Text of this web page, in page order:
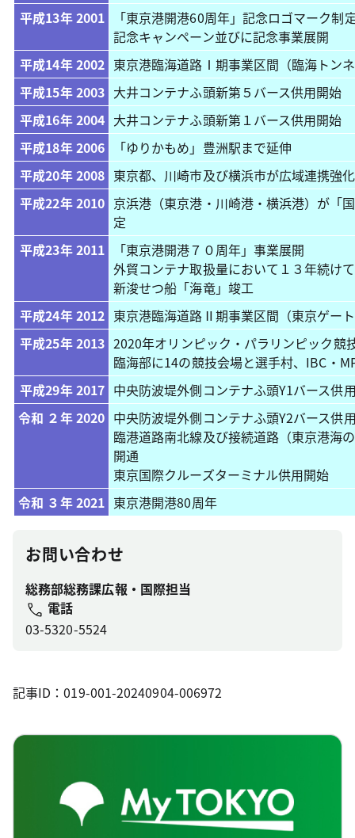
平成13年 2001
「東京港開港60周年」記念ロゴマーク制
記念キャンペーン並びに記念事業展開
平成14年 2002 東京港臨海道路 Ⅰ 期事業区間（臨海トン
平成15年 2003 大井コンテナふ頭新第５バース供用開始
平成16年 2004 大井コンテナふ頭新第１バース供用開始
平成18年 2006
「ゆりかもめ」豊洲駅まで延伸
平成20年 2008 東京都、川崎市及び横浜市が広域連携強
平成22年 2010 京浜港（東京港・川崎港・横浜港）が「
定
平成23年 2011
「東京港開港７０周年」事業展開
外貿コンテナ取扱量において１３年続け
新浚せつ船「海竜」竣工
平成24年 2012 東京港臨海道路 Ⅱ期事業区間（東京ゲー
平成25年 2013 2020年オリンピック・パラリンピック競
臨海部に14の競技会場と選手村、IBC・
平成29年 2017 中央防波堤外側コンテナふ頭Y1バース供
令和 ２年 2020 中央防波堤外側コンテナふ頭Y2バース供
臨港道路南北線及び接続道路（東京港海
開通
東京国際クルーズターミナル供用開始
令和 ３年 2021 東京港開港80周年
お問い合わせ
総務部総務課広報・国際担当
電話
03-5320-5524
記事ID：019-001-20240904-006972